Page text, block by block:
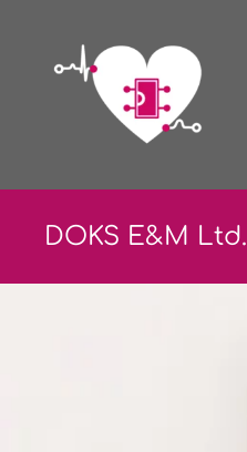
DOKS E&M Ltd.